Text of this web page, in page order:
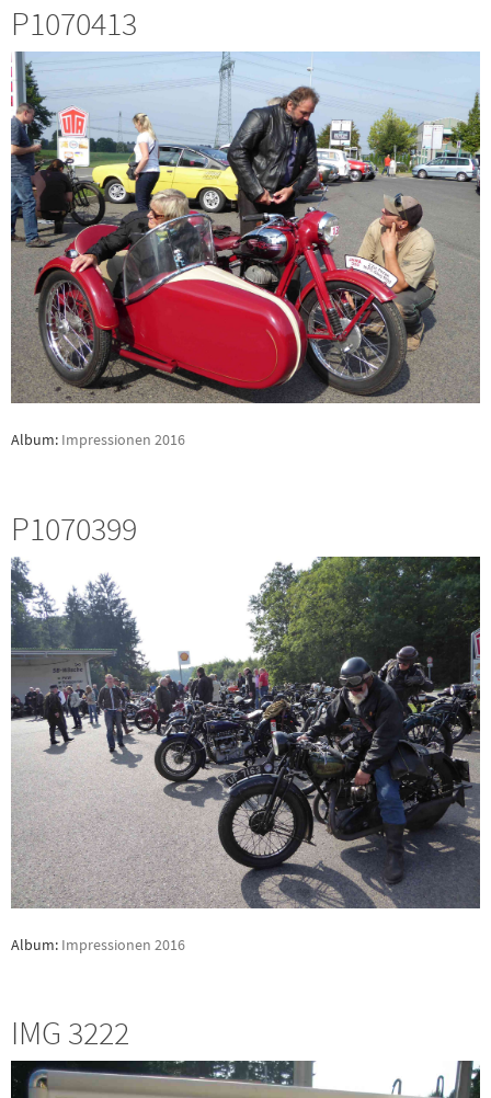
P1070413
Album: Impressionen 2016
P1070399
Album: Impressionen 2016
IMG 3222